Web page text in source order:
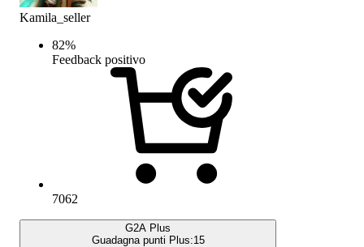
Kamila_seller
82%
Feedback positivo
7062
G2A Plus
Guadagna punti Plus:15